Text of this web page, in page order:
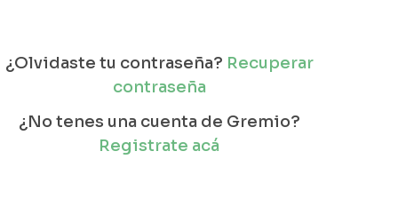
¿Olvidaste tu contraseña? Recuperar
contraseña
¿No tenes una cuenta de Gremio?
Registrate acá